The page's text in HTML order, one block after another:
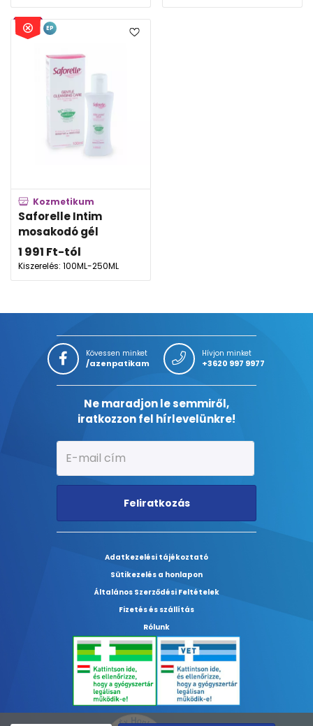
Kozmetikum
Saforelle Intim
mosakodó gél
1 991 Ft-tól
Kiszerelés: 100ML-250ML
EP
Kövessen minket
/azenpatikam
Hívjon minket
+3620 997 9977
Ne maradjon le semmiről,
iratkozzon fel hírlevelünkre!
Feliratkozás
Adatkezelési tájékoztató
Sütikezelés a honlapon
Általános Szerződési Feltételek
Fizetés és szállítás
Rólunk